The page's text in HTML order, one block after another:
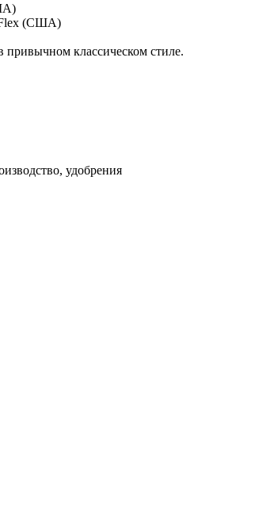
Flex (США)
привычном классическом стиле.
удобрения